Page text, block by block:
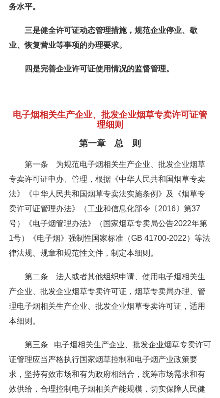
务水平。
三是健全许可证动态管理措施，规范企业停业、歇
业、恢复营业等事项的办理要求。
四是完善企业许可证使用情况的监督管理。
电子烟相关生产企业、批发企业烟草专卖许可证管
理细则
第一章 总 则
第一条 为规范电子烟相关生产企业、批发企业烟草
专卖许可证申办、管理，根据《中华人民共和国烟草专卖
法》《中华人民共和国烟草专卖法实施条例》及《烟草专
卖许可证管理办法》（工业和信息化部令〔2016〕第37
号）《电子烟管理办法》（国家烟草专卖局公告2022年第
1号）《电子烟》强制性国家标准（GB 41700-2022）等法
律法规、规章和规范性文件，制定本细则。
第二条 法人或者其他组织申请、使用电子烟相关生
产企业、批发企业烟草专卖许可证，烟草专卖局办理、管
理电子烟相关生产企业、批发企业烟草专卖许可证，适用
本细则。
第三条 电子烟相关生产企业、批发企业烟草专卖许可
证管理应当严格执行国家烟草控制和电子烟产业政策要
求，坚持有效市场和有为政府相结合，统筹市场需求和有
效供给，合理控制电子烟相关产能规模，切实保障人民健